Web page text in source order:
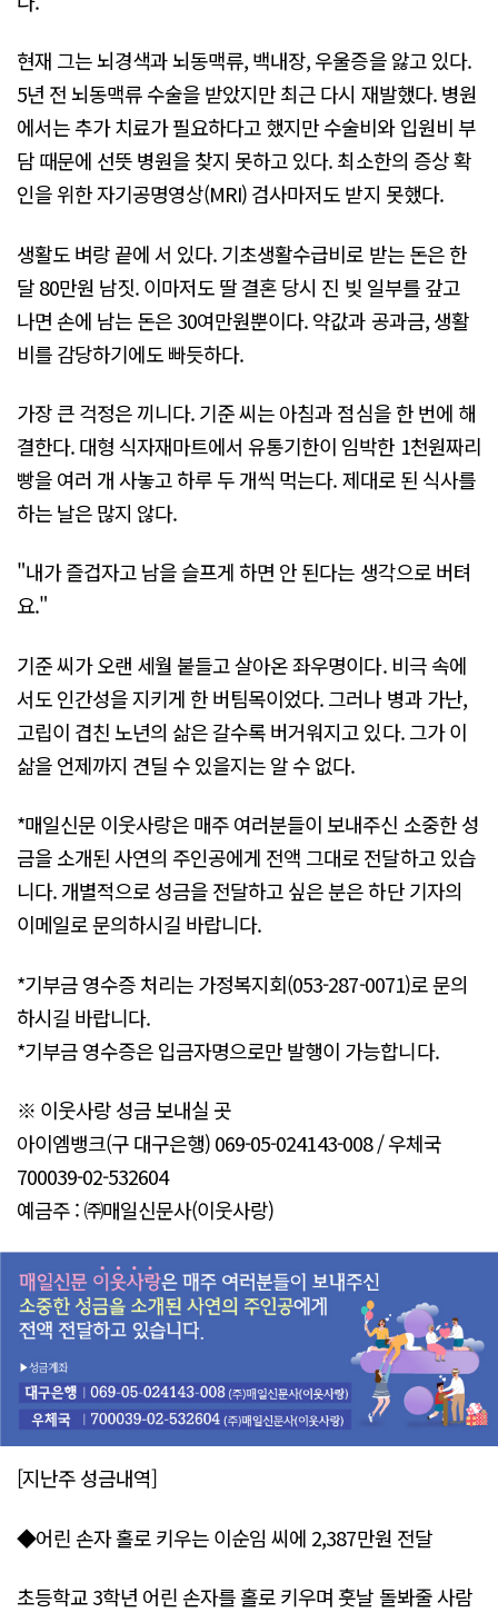
현재 그는 뇌경색과 뇌동맥류, 백내장, 우울증을 앓고 있다.
5년 전 뇌동맥류 수술을 받았지만 최근 다시 재발했다. 병원
에서는 추가 치료가 필요하다고 했지만 수술비와 입원비 부
담 때문에 선뜻 병원을 찾지 못하고 있다. 최소한의 증상 확
인을 위한 자기공명영상(MRI) 검사마저도 받지 못했다.
생활도 벼랑 끝에 서 있다. 기초생활수급비로 받는 돈은 한
달 80만원 남짓. 이마저도 딸 결혼 당시 진 빚 일부를 갚고
나면 손에 남는 돈은 30여만원뿐이다. 약값과 공과금, 생활
비를 감당하기에도 빠듯하다.
가장 큰 걱정은 끼니다. 기준 씨는 아침과 점심을 한 번에 해
결한다. 대형 식자재마트에서 유통기한이 임박한 1천원짜리
빵을 여러 개 사놓고 하루 두 개씩 먹는다. 제대로 된 식사를
하는 날은 많지 않다.
"내가 즐겁자고 남을 슬프게 하면 안 된다는 생각으로 버텨
요."
기준 씨가 오랜 세월 붙들고 살아온 좌우명이다. 비극 속에
서도 인간성을 지키게 한 버팀목이었다. 그러나 병과 가난,
고립이 겹친 노년의 삶은 갈수록 버거워지고 있다. 그가 이
삶을 언제까지 견딜 수 있을지는 알 수 없다.
*매일신문 이웃사랑은 매주 여러분들이 보내주신 소중한 성
금을 소개된 사연의 주인공에게 전액 그대로 전달하고 있습
니다. 개별적으로 성금을 전달하고 싶은 분은 하단 기자의
이메일로 문의하시길 바랍니다.
*기부금 영수증 처리는 가정복지회(053-287-0071)로 문의
하시길 바랍니다.
*기부금 영수증은 입금자명으로만 발행이 가능합니다.
※ 이웃사랑 성금 보내실 곳
아이엠뱅크(구 대구은행) 069-05-024143-008 / 우체국
700039-02-532604
예금주 : ㈜매일신문사(이웃사랑)
[지난주 성금내역]
◆어린 손자 홀로 키우는 이순임 씨에 2,387만원 전달
초등학교 3학년 어린 손자를 홀로 키우며 훗날 돌봐줄 사람